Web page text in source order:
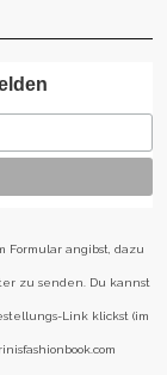
Formular angibst, dazu
zu senden. Du kannst
Link klickst (im